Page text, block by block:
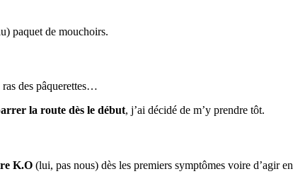
paquet de mouchoirs.
des pâquerettes…
la route dès le début, j’ai décidé de m’y prendre tôt.
K.O (lui, pas nous) dès les premiers symptômes voire d’agir en